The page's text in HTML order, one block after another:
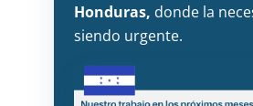
Honduras, donde la
siendo urgente.